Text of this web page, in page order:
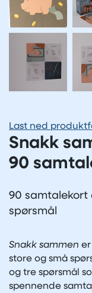
Last ned
Snakk
90
90 samtalekort
spørsmål
Snakk sammen
store og små
og tre spørsmål
spennende